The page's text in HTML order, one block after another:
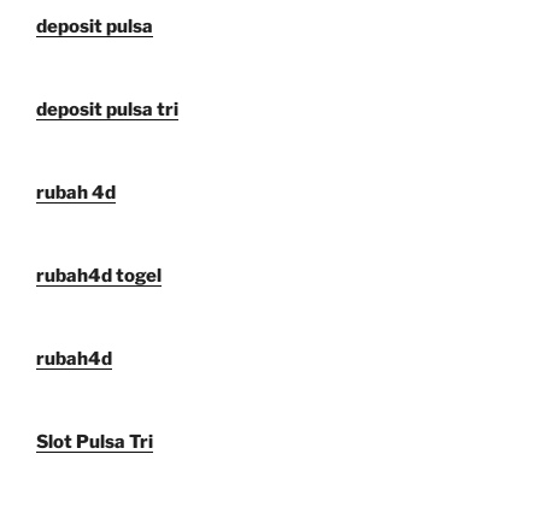
deposit pulsa
deposit pulsa tri
rubah 4d
rubah4d togel
rubah4d
Slot Pulsa Tri